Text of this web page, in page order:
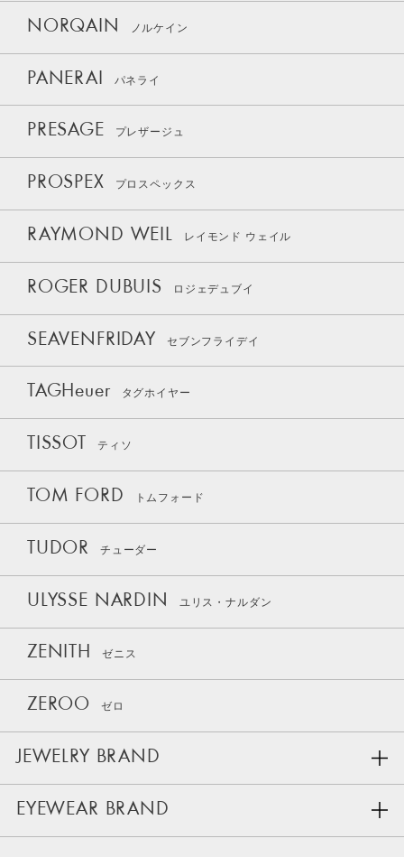
NORQAIN ノルケイン
PANERAI パネライ
PRESAGE プレザージュ
PROSPEX プロスペックス
RAYMOND WEIL レイモンド ウェイル
ROGER DUBUIS ロジェデュブイ
SEAVENFRIDAY セブンフライデイ
TAGHeuer タグホイヤー
TISSOT ティソ
TOM FORD トムフォード
TUDOR チューダー
ULYSSE NARDIN ユリス・ナルダン
ZENITH ゼニス
ZEROO ゼロ
JEWELRY BRAND
EYEWEAR BRAND